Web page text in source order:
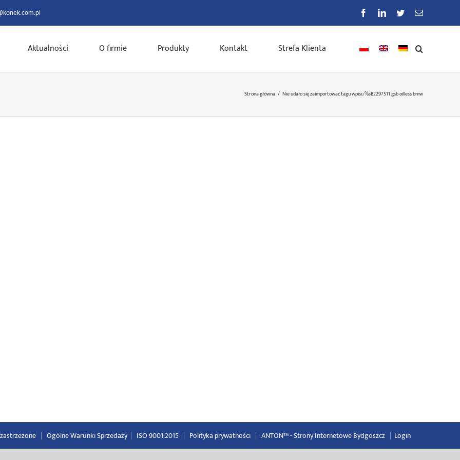
FacebookLinkedIn
TwitterE-
Aktualności O firmie Produkty Kontakt Strefa Klienta
Strona główna / Nie udało się zaimportować tagu wpisu %sB2297511 gsb oilless bmw
| Ogólne Warunki Sprzedaży | ISO 9001:2015 | Polityka prywatności | ANTON™ -Strony Internetowe Bydgoszcz | Login